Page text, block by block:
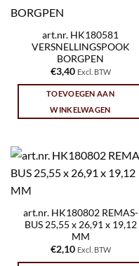
art.nr. HK180581
VERSNELLINGSPOOK
BORGPEN
€3,40 Excl. BTW
TOEVOEGEN AAN
WINKELWAGEN
art.nr. HK180802 REMAS-
BUS 25,55 x 26,91 x 19,12
MM
€2,10 Excl. BTW